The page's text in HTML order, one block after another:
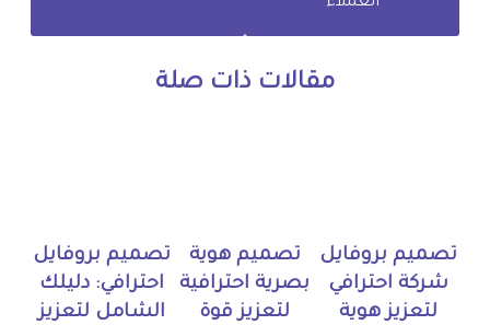
مقالات ذات صلة
تصميم بروفايل
شركة احترافي
لتعزيز هوية
تصميم هوية
بصرية احترافية
لتعزيز قوة
تصميم بروفايل
احترافي: دليلك
الشامل لتعزيز